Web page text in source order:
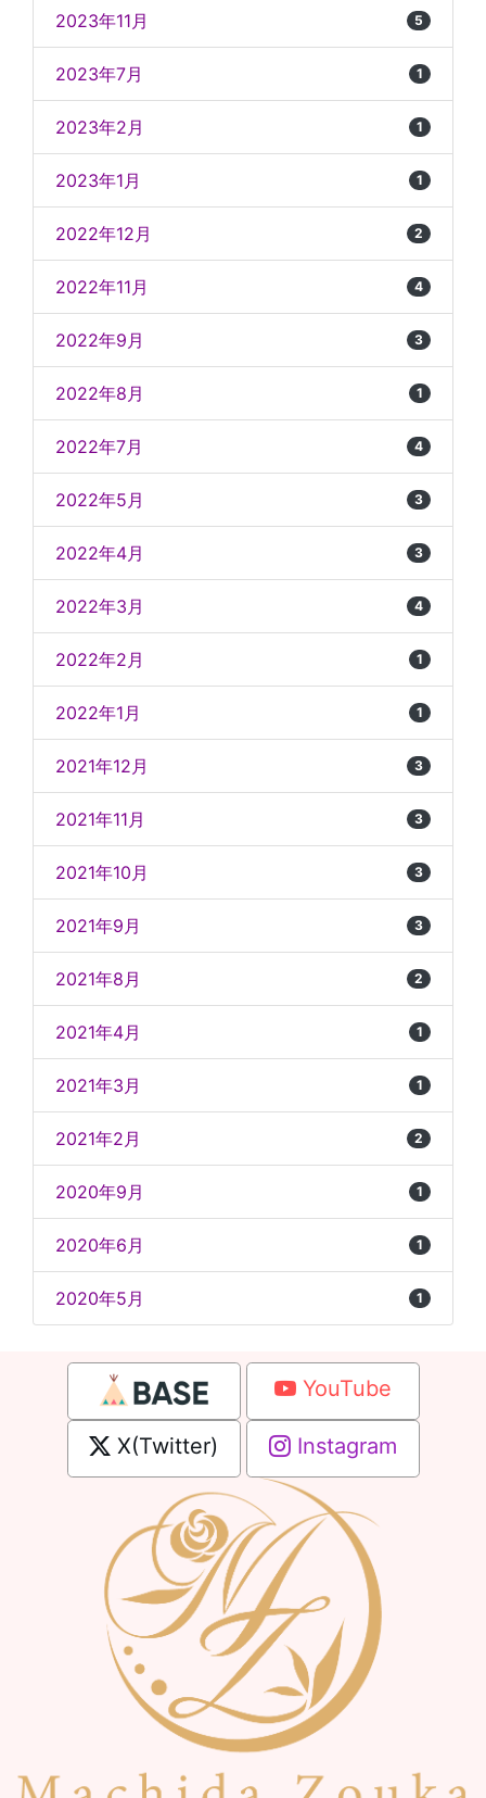
2023年11月 5
2023年7月 1
2023年2月 1
2023年1月 1
2022年12月 2
2022年11月 4
2022年9月 3
2022年8月 1
2022年7月 4
2022年5月 3
2022年4月 3
2022年3月 4
2022年2月 1
2022年1月 1
2021年12月 3
2021年11月 3
2021年10月 3
2021年9月 3
2021年8月 2
2021年4月 1
2021年3月 1
2021年2月 2
2020年9月 1
2020年6月 1
2020年5月 1
YouTube
X(Twitter) Instagram